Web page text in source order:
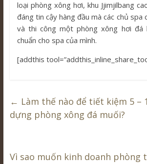
loại phòng xông hơi, khu Jjimjilbang
đáng tin cậy hàng đầu mà các chủ spa
và thi công một phòng xông hơi đá
chuẩn cho spa của mình.
[addthis
← Làm thế nào để tiết kiệm 5 –
dựng phòng xông đá muối?
Vì sao muốn kinh doanh phòng